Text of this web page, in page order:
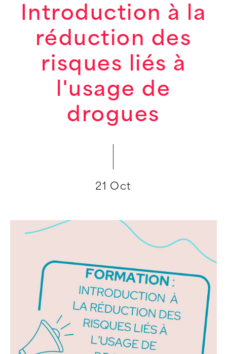
Introduction à la
réduction des
risques liés à
l'usage de
drogues
21 Oct